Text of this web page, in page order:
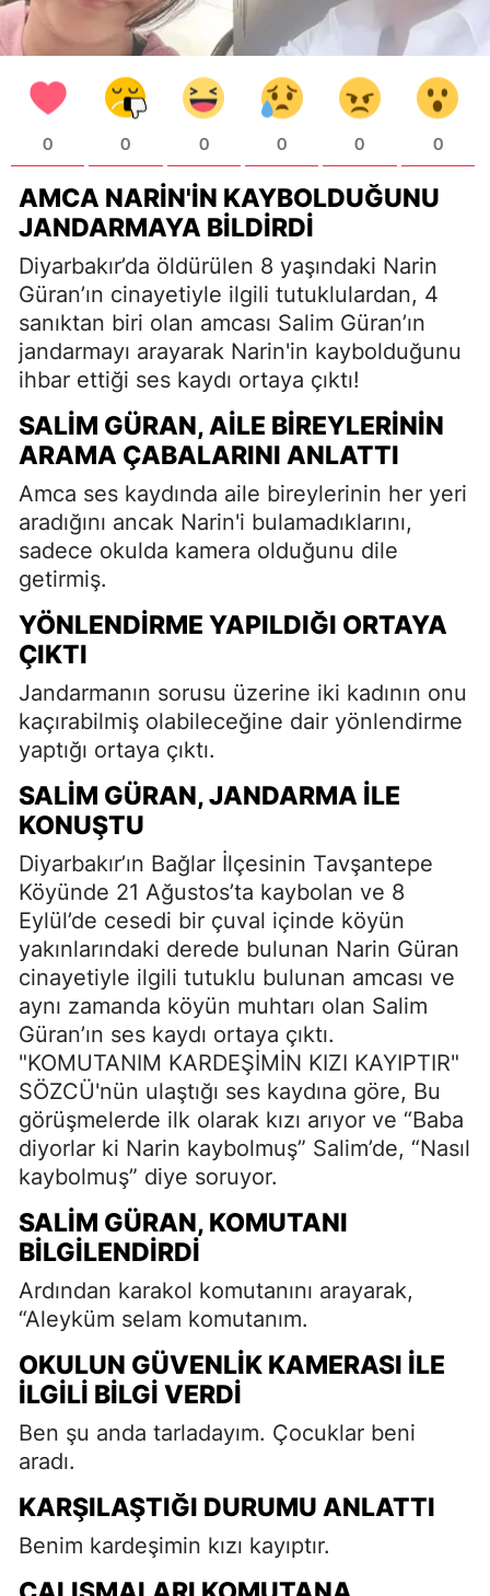
0 0 0 0 0 0
AMCA NARIN'IN KAYBOLDUĞUNU
JANDARMAYA BILDIRDI
Diyarbakır’da öldürülen 8 yaşındaki Narin
Güran’ın cinayetiyle ilgili tutuklulardan, 4
sanıktan biri olan amcası Salim Güran’ın
jandarmayı arayarak Narin'in kaybolduğunu
ihbar ettiği ses kaydı ortaya çıktı!
SALIM GÜRAN, AILE BIREYLERININ
ARAMA ÇABALARINI ANLATTI
Amca ses kaydında aile bireylerinin her yeri
aradığını ancak Narin'i bulamadıklarını,
sadece okulda kamera olduğunu dile
getirmiş.
YÖNLENDIRME YAPILDIĞI ORTAYA
ÇIKTI
Jandarmanın sorusu üzerine iki kadının onu
kaçırabilmiş olabileceğine dair yönlendirme
yaptığı ortaya çıktı.
SALIM GÜRAN, JANDARMA ILE
KONUŞTU
Diyarbakır’ın Bağlar İlçesinin Tavşantepe
Köyünde 21 Ağustos’ta kaybolan ve 8
Eylül’de cesedi bir çuval içinde köyün
yakınlarındaki derede bulunan Narin Güran
cinayetiyle ilgili tutuklu bulunan amcası ve
aynı zamanda köyün muhtarı olan Salim
Güran’ın ses kaydı ortaya çıktı.
"KOMUTANIM KARDEŞİMİN KIZI KAYIPTIR"
SÖZCÜ'nün ulaştığı ses kaydına göre, Bu
görüşmelerde ilk olarak kızı arıyor ve “Baba
diyorlar ki Narin kaybolmuş” Salim’de, “Nasıl
kaybolmuş” diye soruyor.
SALIM GÜRAN, KOMUTANI
BILGILENDIRDI
Ardından karakol komutanını arayarak,
“Aleyküm selam komutanım.
OKULUN GÜVENLIK KAMERASI İLE
İLGILI BILGI VERDI
Ben şu anda tarladayım. Çocuklar beni
aradı.
KARŞILAŞTIĞI DURUMU ANLATTI
Benim kardeşimin kızı kayıptır.